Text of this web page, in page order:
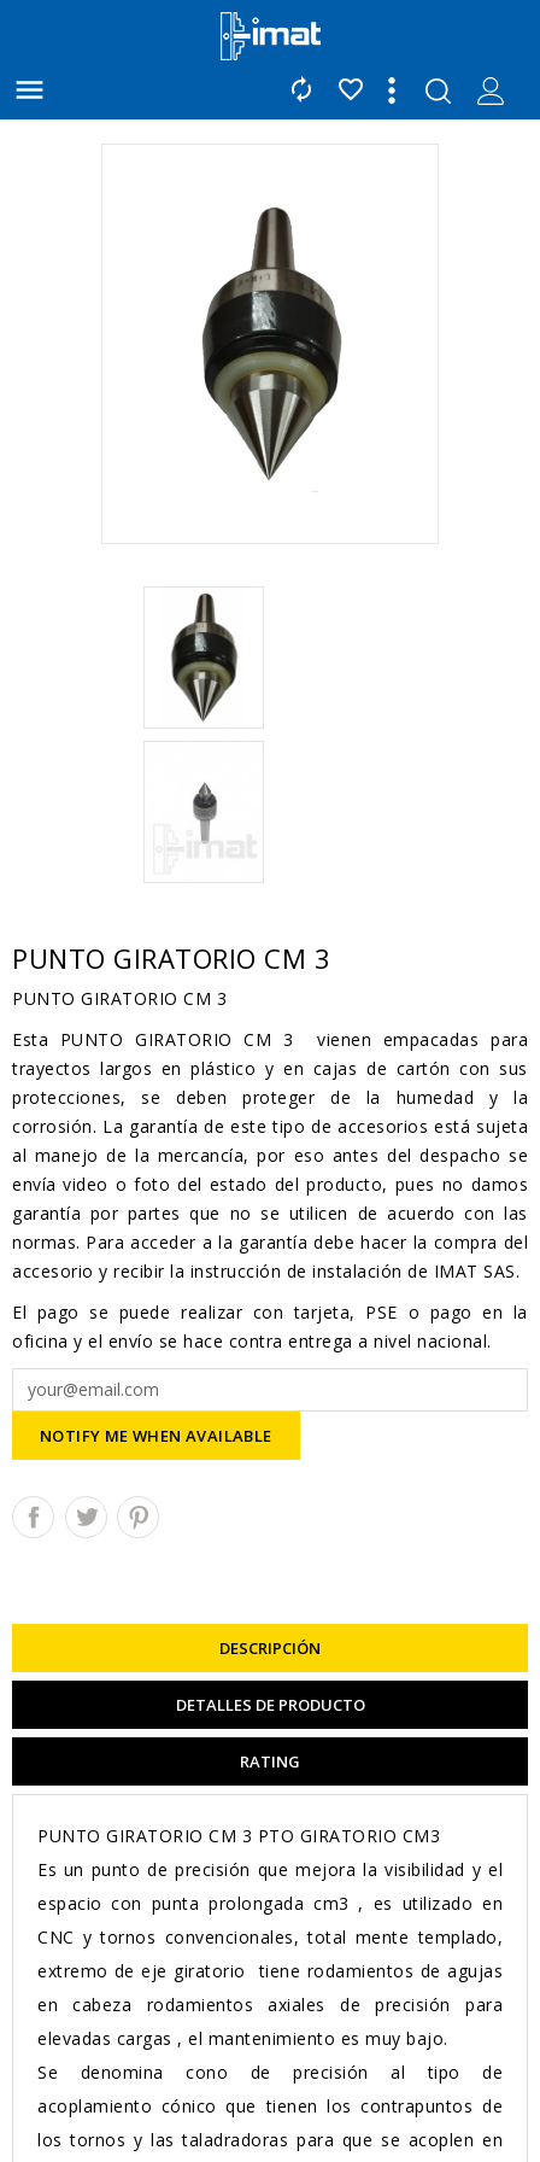
 

PUNTO GIRATORIO CM 3
PUNTO GIRATORIO CM 3
Esta PUNTO GIRATORIO CM 3 vienen empacadas para
trayectos largos en plástico y en cajas de cartón con sus
protecciones, se deben proteger de la humedad y la
corrosión. La garantía de este tipo de accesorios está sujeta
al manejo de la mercancía, por eso antes del despacho se
envía video o foto del estado del producto, pues no damos
garantía por partes que no se utilicen de acuerdo con las
normas. Para acceder a la garantía debe hacer la compra del
accesorio y recibir la instrucción de instalación de IMAT SAS.
El pago se puede realizar con tarjeta, PSE o pago en la
oficina y el envío se hace contra entrega a nivel nacional.
NOTIFY ME WHEN AVAILABLE
DESCRIPCIÓN
DETALLES DE PRODUCTO
RATING
PUNTO GIRATORIO CM 3 PTO GIRATORIO CM3
Es un punto de precisión que mejora la visibilidad y el
espacio con punta prolongada cm3 , es utilizado en
CNC y tornos convencionales, total mente templado,
extremo de eje giratorio tiene rodamientos de agujas
en cabeza rodamientos axiales de precisión para
elevadas cargas , el mantenimiento es muy bajo.
Se denomina cono de precisión al tipo de
acoplamiento cónico que tienen los contrapuntos de
los tornos y las taladradoras para que se acoplen en